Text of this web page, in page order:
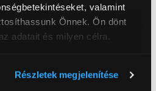
valamint
Önnek. Ön dönt
adatait és milyen célra.
Részletek megjelenítése
Gorenje N619EAXL4
179 999 Ft